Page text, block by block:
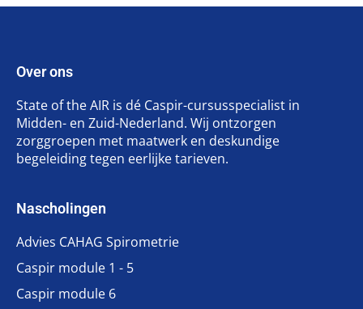
Over ons
State of the AIR is dé Caspir-cursusspecialist in
Midden- en Zuid-Nederland. Wij ontzorgen
zorggroepen met maatwerk en deskundige
begeleiding tegen eerlijke tarieven.
Nascholingen
Advies CAHAG Spirometrie
Caspir module 1 - 5
Caspir module 6